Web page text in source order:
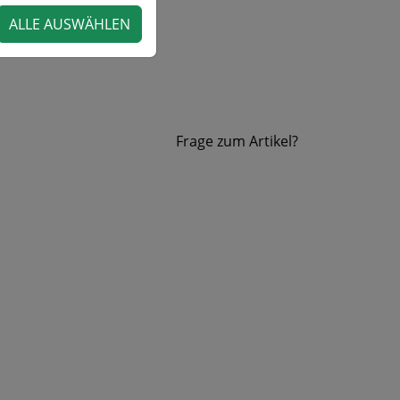
Frage zum Artikel?
ALLE AUSWÄHLEN